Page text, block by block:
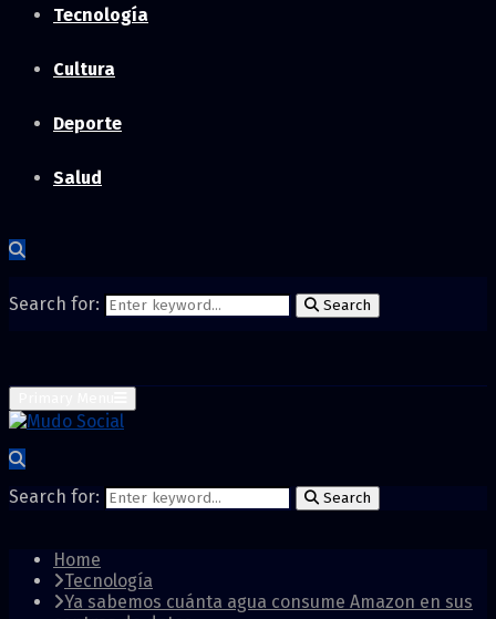
Tecnología
Cultura
Deporte
Salud
Search for: Search
Search for: Search
Home
Tecnología
Ya sabemos cuánta agua consume Amazon en sus